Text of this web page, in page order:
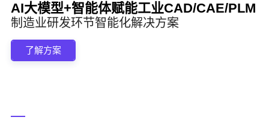
AI大模型+智能体赋能工业CAD/CAE/PLM
制造业研发环节智能化解决方案
了解方案